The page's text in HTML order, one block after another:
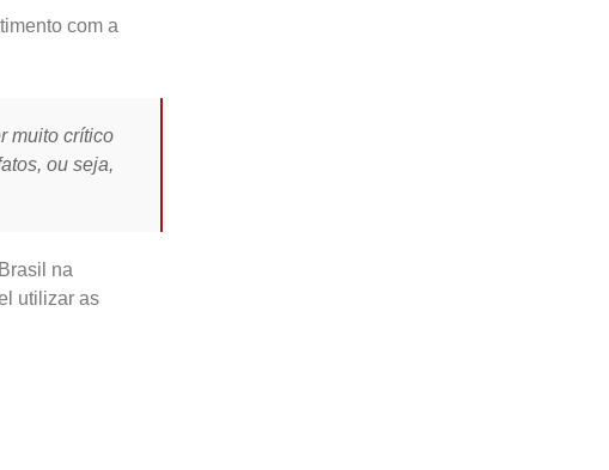
com a
muito crítico
ou seja,
na
utilizar as